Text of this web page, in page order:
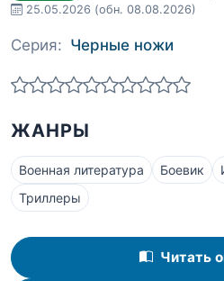
25.05.2026 (обн. 08.08.2026)
Серия: Черные ножи
ЖАНРЫ
Военная литература Боевик
Триллеры
Читать